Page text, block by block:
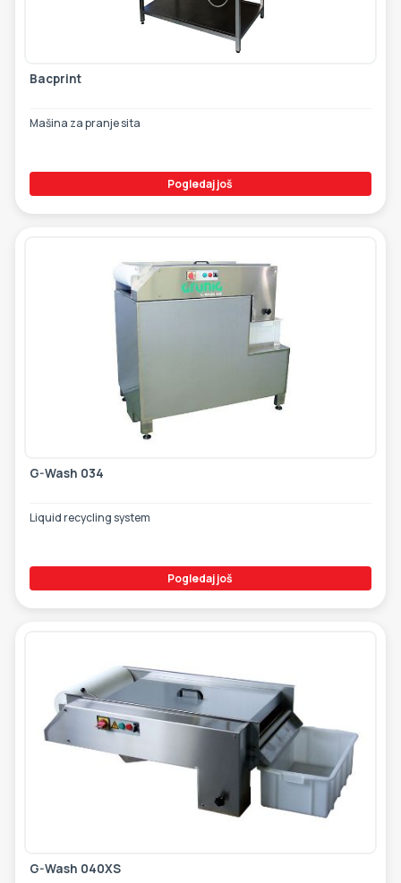
ALATI - DODATNA OPREMA
Bacprint
Mašina za pranje sita
Pogledaj još
G-Wash 034
Liquid recycling system
Pogledaj još
G-Wash 040XS